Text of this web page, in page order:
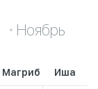
Ноябрь
Магриб Иша